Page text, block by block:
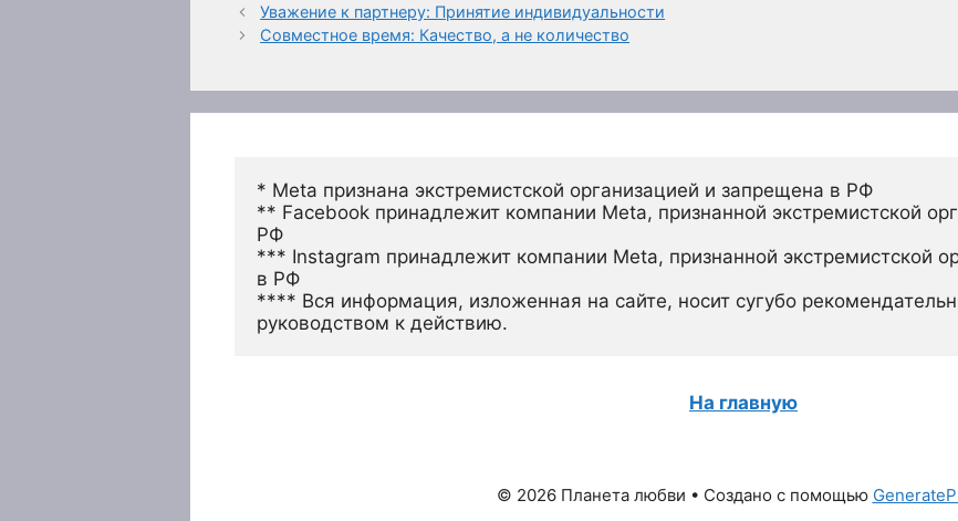
Уважение к партнеру: Принятие индивидуальности
Совместное время: Качество, а не количество
* Meta признана экстремистской организацией и запрещена в РФ
** Facebook принадлежит компании Meta, признанной экстремистской
РФ
*** Instagram принадлежит компании Meta, признанной экстремистской
в РФ
**** Вся информация, изложенная на сайте, носит сугубо
руководством к действию.
На главную
© 2026 Планета любви • Создано с помощью